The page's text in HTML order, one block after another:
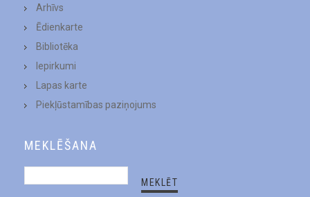
Arhīvs
Ēdienkarte
Bibliotēka
Iepirkumi
Lapas karte
Piekļūstamības paziņojums
MEKLĒŠANA